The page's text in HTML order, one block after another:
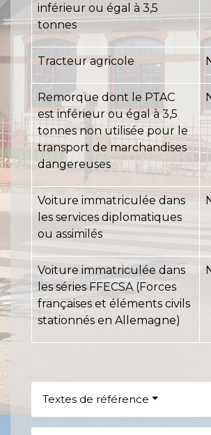
inférieur ou égal à 3,5
tonnes
Tracteur agricole
Remorque dont le PTAC
est inférieur ou égal à 3,5
tonnes non utilisée pour le
transport de marchandises
dangereuses
Voiture immatriculée dans
les services diplomatiques
ou assimilés
Voiture immatriculée dans
les séries FFECSA (Forces
françaises et éléments civils
stationnés en Allemagne)
Textes de référence